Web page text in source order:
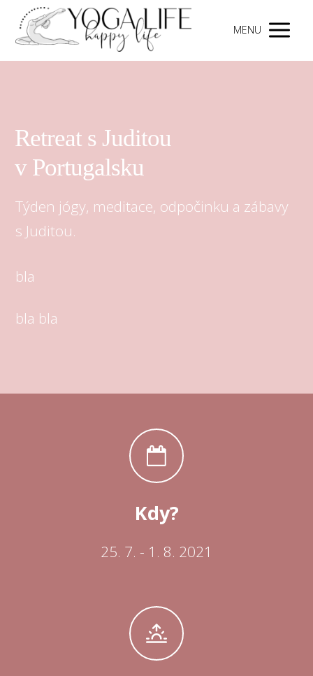
MENU
Retreat s Juditou
v Portugalsku
Týden jógy, meditace, odpočinku a zábavy
s Juditou.
bla
bla bla
Kdy?
25. 7. - 1. 8. 2021